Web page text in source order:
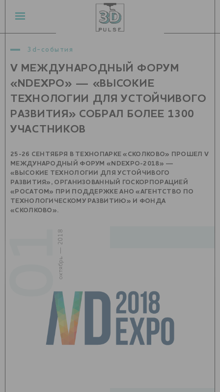
3d-события
V МЕЖДУНАРОДНЫЙ ФОРУМ
«NDEXPO» — «ВЫСОКИЕ
ТЕХНОЛОГИИ ДЛЯ УСТОЙЧИВОГО
РАЗВИТИЯ» СОБРАЛ БОЛЕЕ 1300
УЧАСТНИКОВ
25-26 СЕНТЯБРЯ В ТЕХНОПАРКЕ «СКОЛКОВО» ПРОШЕЛ V
МЕЖДУНАРОДНЫЙ ФОРУМ «NDEXPO-2018» —
«ВЫСОКИЕ ТЕХНОЛОГИИ ДЛЯ УСТОЙЧИВОГО
РАЗВИТИЯ», ОРГАНИЗОВАННЫЙ ГОСКОРПОРАЦИЕЙ
«РОСАТОМ» ПРИ ПОДДЕРЖКЕ АНО «АГЕНТСТВО ПО
ТЕХНОЛОГИЧЕСКОМУ РАЗВИТИЮ» И ФОНДА
«СКОЛКОВО».
01
октябрь — 2018